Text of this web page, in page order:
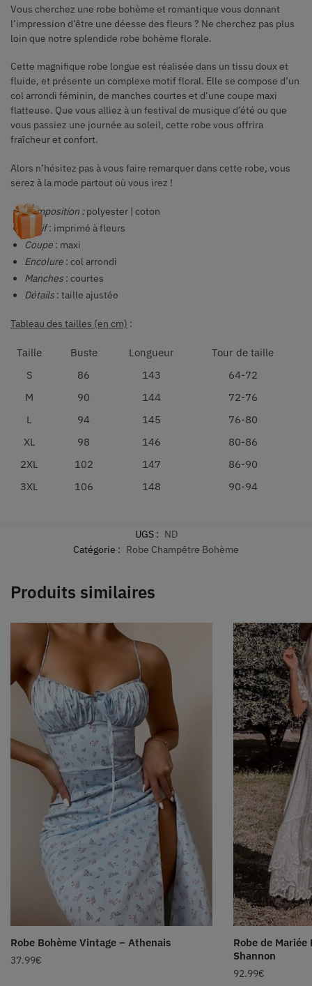
Vous cherchez une robe bohème et romantique vous donnant
l’impression d’être une déesse des fleurs ? Ne cherchez pas plus
loin que notre splendide robe bohème florale.
Cette magnifique robe longue est réalisée dans un tissu doux et
fluide, et présente un complexe motif floral. Elle se compose d’un
col arrondi féminin, de manches courtes et d’une coupe maxi
flatteuse. Que vous alliez à un festival de musique d’été ou que
vous passiez une journée au soleil, cette robe vous offrira
fraîcheur et confort.
Alors n’hésitez pas à vous faire remarquer dans cette robe, vous
serez à la mode partout où vous irez !
Composition :polyester | coton
Motif: imprimé à fleurs
Coupe : maxi
Encolure : col arrondi
Manches : courtes
Détails : taille ajustée
Tableau des tailles (en cm) :
Taille Buste Longueur
Tour de taille
S
86 143
64-72
M
90 144
72-76
L
94 145
76-80
XL
98 146
80-86
2XL
102 147
86-90
3XL
106 148 90-94
UGS : ND
Catégorie : Robe Champêtre Bohème
Produits similaires
Robe Bohème Vintage – Athenais
37.99€
Robe de Mariée
Shannon
92.99€